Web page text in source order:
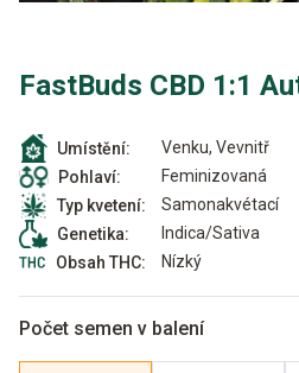
FastBuds CBD 1:1
Umístění:
Venku, Vevnitř
Pohlaví:
Feminizovaná
Typ kvetení:
Samonakvétací
Genetika:
Indica/Sativa
Obsah THC:
Nízký
Počet semen v balení